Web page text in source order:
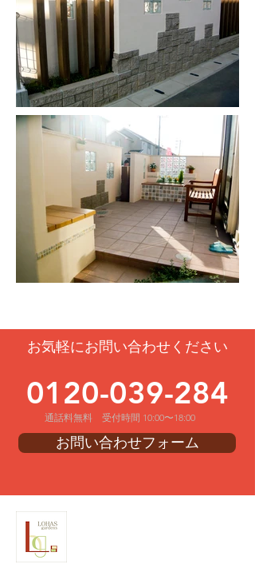
お気軽にお問い合わせください
0120-039-284
通話料無料 受付時間 10:00〜18:00
お問い合わせフォーム